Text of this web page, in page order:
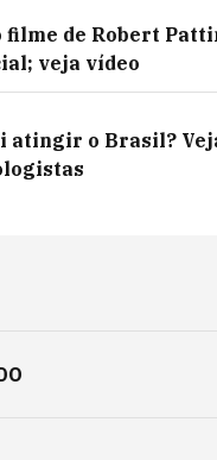
de Robert
veja vídeo
atingir o Brasil?